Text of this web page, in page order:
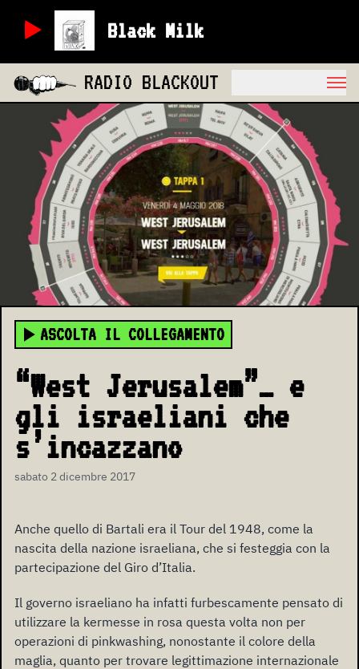
Black Milk
RADIO BLACKOUT
ASCOLTA IL COLLEGAMENTO
“West Jerusalem”… e
gli israeliani che
s’incazzano
sabato 2 dicembre 2017
Anche quello di Bartali era il Tour del 1948, come la
nascita della nazione israeliana, che si festeggia con la
partecipazione del Giro d’Italia.
Il governo israeliano ha infatti furbescamente pensato di
utilizzare la kermesse in rosa questa volta non per
operazioni di pinkwashing, nonostante il colore della
maglia, quanto per trovare legittimazione internazionale